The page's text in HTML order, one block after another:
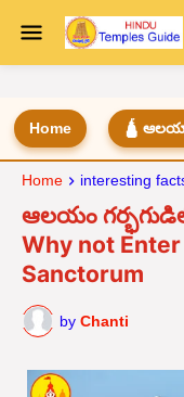
Home 🛕
Home interesting
ఆలయం
Why not
Sanctorum
by Chanti